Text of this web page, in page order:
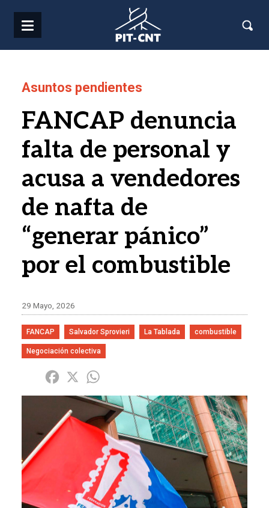
Asuntos pendientes
FANCAP denuncia
falta de personal y
acusa a vendedores
de nafta de
“generar pánico”
por el combustible
29 Mayo, 2026
FANCAP Salvador Sprovieri La Tablada combustible
Negociación colectiva
Share Facebook
X